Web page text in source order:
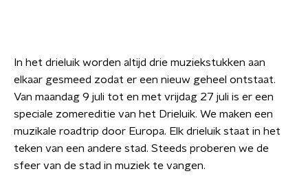
In het drieluik worden altijd drie muziekstukken aan
elkaar gesmeed zodat er een nieuw geheel ontstaat.
Van maandag 9 juli tot en met vrijdag 27 juli is er een
speciale zomereditie van het Drieluik. We maken een
muzikale roadtrip door Europa. Elk drieluik staat in het
teken van een andere stad. Steeds proberen we de
sfeer van de stad in muziek te vangen.